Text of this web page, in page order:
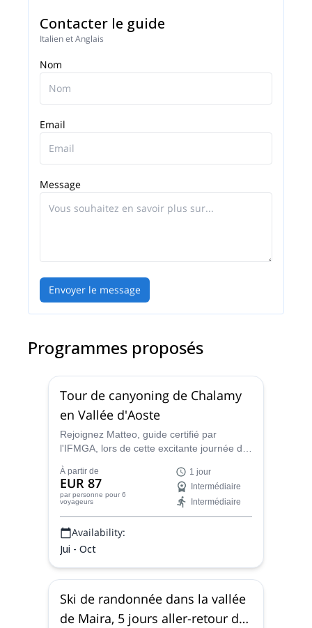
professeur de guide de montagne italien.
Contacter le guide
Italien et Anglais
Nom
Email
Message
Envoyer le message
Programmes proposés
Tour de canyoning de Chalamy
en Vallée d'Aoste
Rejoignez Matteo, guide certifié par
l'IFMGA, lors de cette excitante journée de
Vallée d'Aoste en Italie.
À partir de
EUR 87
par personne pour 6
voyageurs
1 jour
Intermédiaire
Intermédiaire
Availability:
Jui - Oct
Ski de randonnée dans la vallée
de Maira, 5 jours aller-retour de